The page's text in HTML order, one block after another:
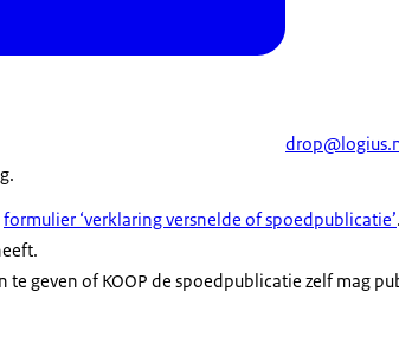
formulier ‘verklaring versnelde of spoedpublicatie’
geven of KOOP de spoedpublicatie zelf mag